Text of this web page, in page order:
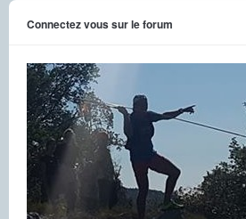
Connectez vous sur le forum